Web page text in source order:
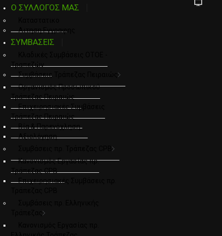
Ο ΣΥΛΛΟΓΟΣ ΜΑΣ
Αιτηση Εγγραφης
ΣΥΜΒΑΣΕΙΣ
Τραπεζών
Συμβάσεις Τράπεζας Πειραιώς
Οργανισμός Προσωπικού
Τράπεζας Πειραιώς
Επιχειρησιακές Συμβάσεις
Τράπεζας Πειραιώς
Βία & Παρενόχληση
Αξιολόγηση
Συμβάσεις πρ. Τράπεζας CPB
Κανονισμός Εργασίας πρ.
Τράπεζας CPB
Επιχειρησιακές Συμβάσεις πρ.
Τράπεζας